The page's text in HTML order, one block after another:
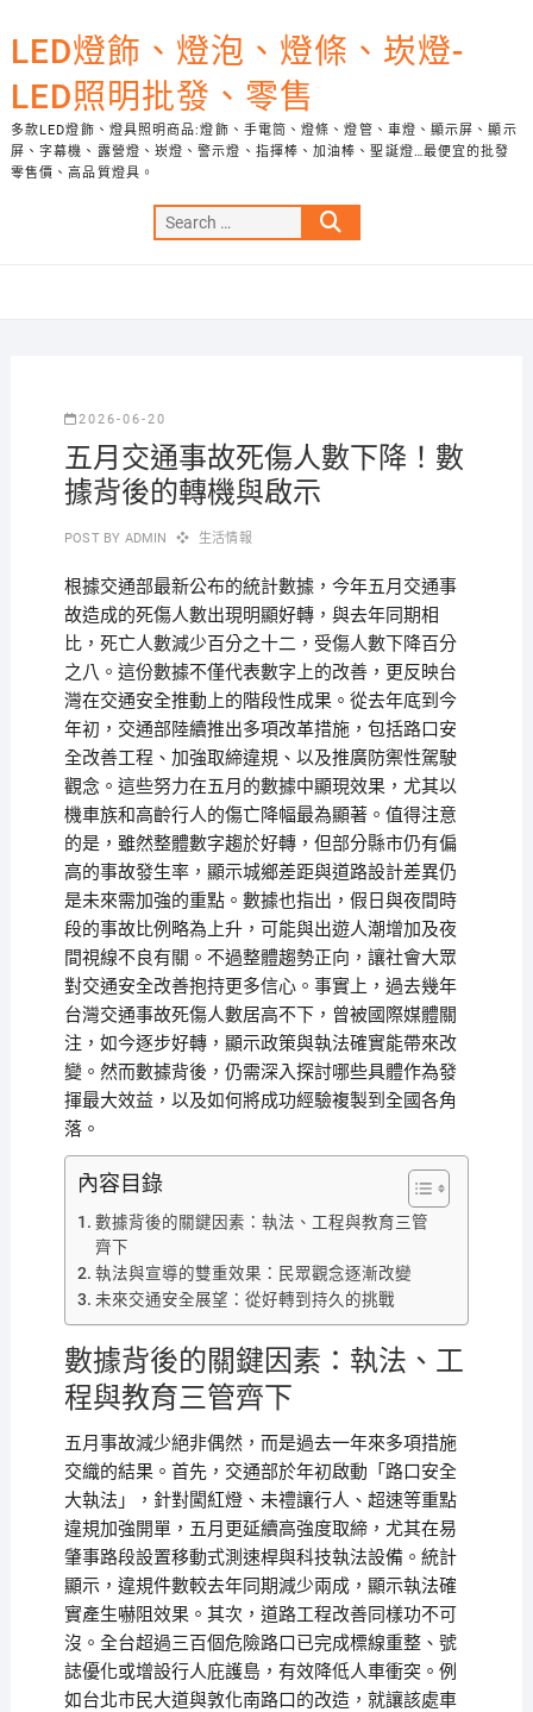
to
content
LED燈飾、燈泡、燈條、崁燈-
LED照明批發、零售
多款LED燈飾、燈具照明商品:燈飾、手電筒、燈條、燈管、車燈、顯示屏、顯示
屏、字幕機、露營燈、崁燈、警示燈、指揮棒、加油棒、聖誕燈…最便宜的批發
零售價、高品質燈具。
Search
…
2026-06-20
五月交通事故死傷人數下降！數
據背後的轉機與啟示
POST BY ADMIN 生活情報
根據交通部最新公布的統計數據，今年五月交通事
故造成的死傷人數出現明顯好轉，與去年同期相
比，死亡人數減少百分之十二，受傷人數下降百分
之八。這份數據不僅代表數字上的改善，更反映台
灣在交通安全推動上的階段性成果。從去年底到今
年初，交通部陸續推出多項改革措施，包括路口安
全改善工程、加強取締違規、以及推廣防禦性駕駛
觀念。這些努力在五月的數據中顯現效果，尤其以
機車族和高齡行人的傷亡降幅最為顯著。值得注意
的是，雖然整體數字趨於好轉，但部分縣市仍有偏
高的事故發生率，顯示城鄉差距與道路設計差異仍
是未來需加強的重點。數據也指出，假日與夜間時
段的事故比例略為上升，可能與出遊人潮增加及夜
間視線不良有關。不過整體趨勢正向，讓社會大眾
對交通安全改善抱持更多信心。事實上，過去幾年
台灣交通事故死傷人數居高不下，曾被國際媒體關
注，如今逐步好轉，顯示政策與執法確實能帶來改
變。然而數據背後，仍需深入探討哪些具體作為發
揮最大效益，以及如何將成功經驗複製到全國各角
落。
內容目錄
數據背後的關鍵因素：執法、工程與教育三管
齊下
執法與宣導的雙重效果：民眾觀念逐漸改變
未來交通安全展望：從好轉到持久的挑戰
數據背後的關鍵因素：執法、工
程與教育三管齊下
五月事故減少絕非偶然，而是過去一年來多項措施
交織的結果。首先，交通部於年初啟動「路口安全
大執法」，針對闖紅燈、未禮讓行人、超速等重點
違規加強開單，五月更延續高強度取締，尤其在易
肇事路段設置移動式測速桿與科技執法設備。統計
顯示，違規件數較去年同期減少兩成，顯示執法確
實產生嚇阻效果。其次，道路工程改善同樣功不可
沒。全台超過三百個危險路口已完成標線重整、號
誌優化或增設行人庇護島，有效降低人車衝突。例
如台北市民大道與敦化南路口的改造，就讓該處車